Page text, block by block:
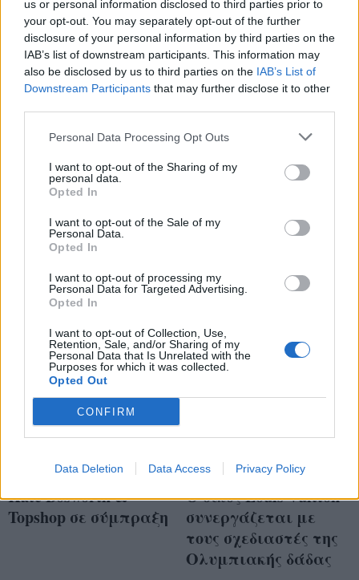
us or personal information disclosed to third parties prior to
your opt-out. You may separately opt-out of the further
disclosure of your personal information by third parties on the
IAB’s list of downstream participants. This information may
also be disclosed by us to third parties on the IAB’s List of
Downstream Participants that may further disclose it to other
Personal Data Processing Opt Outs
I want to opt-out of the Sharing of my
personal data.
Opted In
I want to opt-out of the Sale of my
Personal Data.
Opted In
I want to opt-out of processing my
Personal Data for Targeted Advertising.
Opted In
I want to opt-out of Collection, Use,
Retention, Sale, and/or Sharing of my
Personal Data that Is Unrelated with the
Purposes for which it was collected.
Opted Out
CONFIRM
Data Deletion Data Access Privacy Policy
Είναι επίσημο: η MIA
θα σχεδιάσει για τον
Versace
και Damien Ηirst σε
Kate Bosworth &
Topshop σε σύμπραξη
O οίκος Louis Vuitton
συνεργάζεται με
τους σχεδιαστές της
Ολυμπιακής δάδας